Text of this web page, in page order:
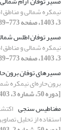
نیمکره شمالی و مناطق
3، 1403، صفحه 773-789]
مسیر توفان اطلس
نیمکره شمالی و مناطق
3، 1403، صفحه 773-789]
مسیرهای توفان
برون‌حاره‌ای نیمکره
[دوره 50، شماره 3، 1403، صفحه 773-789]
مغناطیس سنجی
استفاده از تحلیل